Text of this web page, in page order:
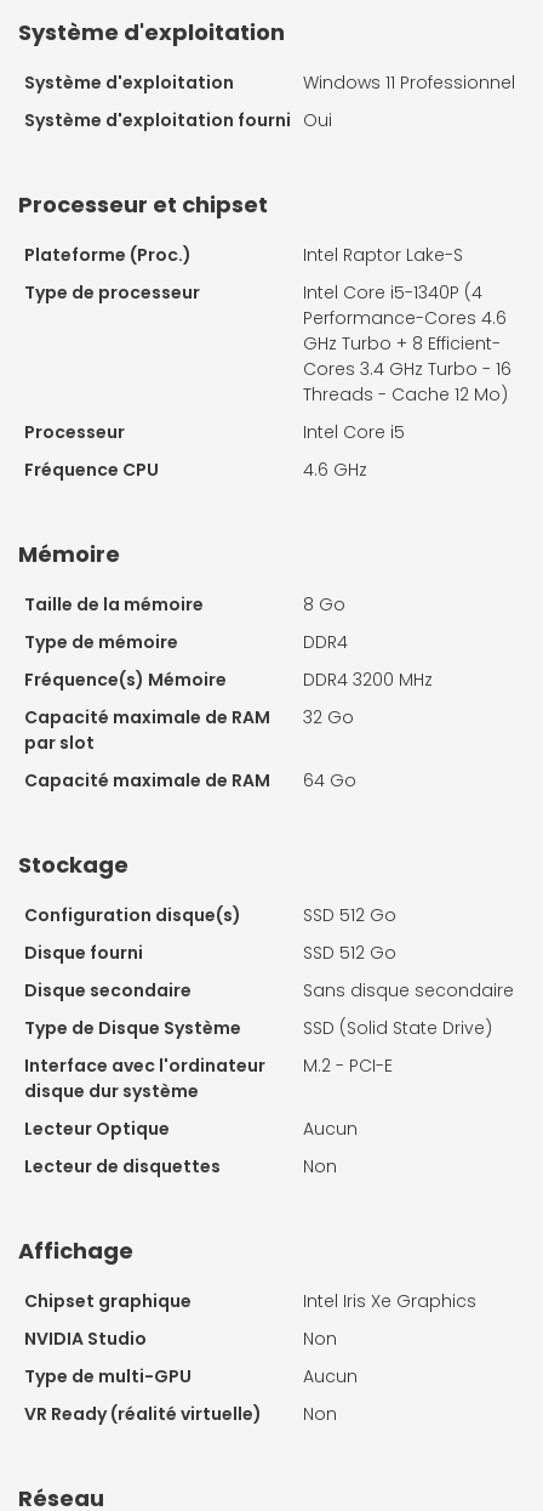
Système d'exploitation
Système d'exploitation
Windows 11 Professionnel
Système d'exploitation fourni Oui
Processeur et chipset
Plateforme (Proc.)
Intel Raptor Lake-S
Type de processeur
Intel Core i5-1340P (4
Performance-Cores 4.6
GHz Turbo + 8 Efficient-
Cores 3.4 GHz Turbo - 16
Threads - Cache 12 Mo)
Processeur
Intel Core i5
Fréquence CPU
4.6 GHz
Mémoire
Taille de la mémoire
8 Go
Type de mémoire
DDR4
Fréquence(s) Mémoire
DDR4 3200 MHz
Capacité maximale de RAM
par slot
32 Go
Capacité maximale de RAM 64 Go
Stockage
Configuration disque(s)
SSD 512 Go
Disque fourni
SSD 512 Go
Disque secondaire
Sans disque secondaire
Type de Disque Système
SSD (Solid State Drive)
Interface avec l'ordinateur
disque dur système
M.2 - PCI-E
Lecteur Optique
Aucun
Lecteur de disquettes
Non
Affichage
Chipset graphique
Intel Iris Xe Graphics
NVIDIA Studio
Non
Type de multi-GPU
Aucun
VR Ready (réalité virtuelle)
Non
Réseau